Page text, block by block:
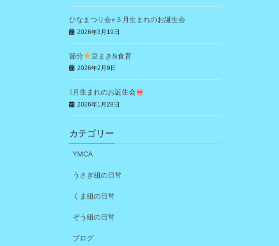
ひなまつり会⭐︎３月生まれのお誕生会
2026年3月19日
節分 豆まき&食育
2026年2月9日
1月生まれのお誕生会
2026年1月28日
カテゴリー
YMCA
うさぎ組の日常
くま組の日常
ぞう組の日常
ブログ